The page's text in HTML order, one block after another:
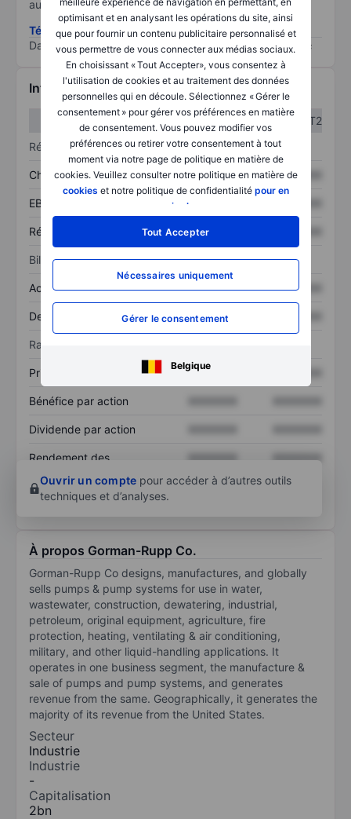
optimisant et en analysant les opérations du site, ainsi
que pour fournir un contenu publicitaire personnalisé et
vous permettre de vous connecter aux médias sociaux.
En choisissant « Tout Accepter», vous consentez à
l'utilisation de cookies et au traitement des données
personnelles qui en découle. Sélectionnez « Gérer le
consentement » pour gérer vos préférences en matière
de consentement. Vous pouvez modifier vos
préférences ou retirer votre consentement à tout
moment via notre page de politique en matière de
cookies. Veuillez consulter notre politique en matière de
cookies et notre politique de confidentialité pour en
savoir plus
Tout Accepter
Nécessaires uniquement
Gérer le consentement
Belgique
au risque le plus élevé).
Télécharger la méthodologie ESG (en anglais)
Data provided by
/
Informations financières
T2
Résultats
Chiffre d’affaires XXXXXXX XXXXXXX
EBITDA XXXXXXX
Résultat net XXXXXXX
Bilan
Actif total XXXXXXX XXXXXXX
Dette totale XXXXXXX
Ratios
Prix / ventes XXXXXXX
Bénéfice par action
Dividende par action
Rendement des
XXXXXXX
XXXXXXX
Ouvrir un compte pour accéder à d’autres outils
techniques et d’analyses.
À propos Gorman-Rupp Co.
Gorman-Rupp Co designs, manufactures, and globally
sells pumps & pump systems for use in water,
wastewater, construction, dewatering, industrial,
petroleum, original equipment, agriculture, fire
protection, heating, ventilating & air conditioning,
military, and other liquid-handling applications. It
operates in one business segment, the manufacture &
sale of pumps and pump systems, and generates
revenue from the same. Geographically, it generates the
majority of its revenue from the United States.
Secteur
Industrie
Industrie
-
Capitalisation
2bn